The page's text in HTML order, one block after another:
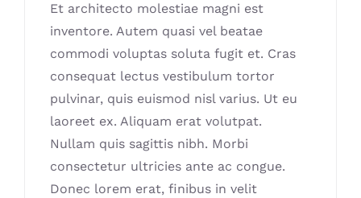
Et architecto molestiae magni est
inventore. Autem quasi vel beatae
commodi voluptas soluta fugit et. Cras
consequat lectus vestibulum tortor
pulvinar, quis euismod nisl varius. Ut eu
laoreet ex. Aliquam erat volutpat.
Nullam quis sagittis nibh. Morbi
consectetur ultricies ante ac congue.
Donec lorem erat, finibus in velit